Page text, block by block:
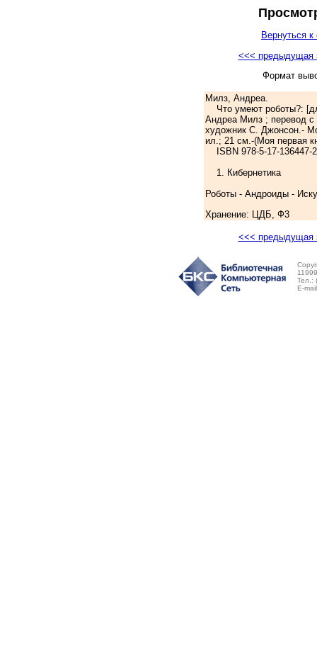
Вернуться к
<<< предыдущая
Формат
Милз, Андреа.
Что умеют роботы?:
Андреа Милз ; перевод с
художник С. Джонсон.-
ил.; 21 см.-(Моя первая
ISBN 978-5-17-136447-
1. Кибернетика
Роботы - Андроиды -
Хранение: ЦДБ, Ф3
<<< предыдущая
Тел.:
E-